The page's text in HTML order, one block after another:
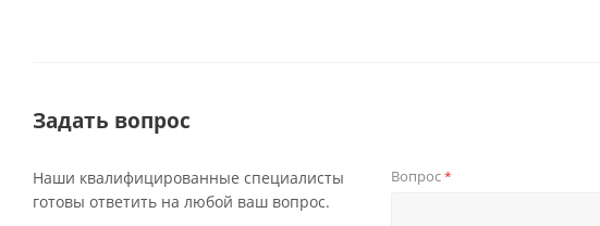
Задать вопрос
Наши квалифицированные специалисты
готовы ответить на любой ваш вопрос.
Вопрос*